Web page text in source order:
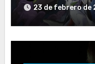
23 de febrero de